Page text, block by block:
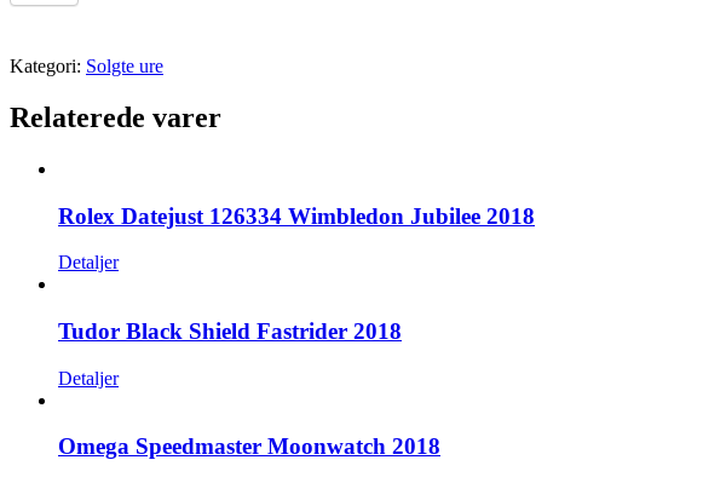
Kategori: Solgte ure
Relaterede varer
Rolex Datejust 126334 Wimbledon Jubilee 2018
Detaljer
Tudor Black Shield Fastrider 2018
Detaljer
Omega Speedmaster Moonwatch 2018